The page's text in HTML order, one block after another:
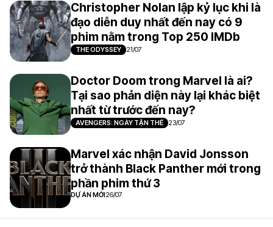
Christopher Nolan lập kỷ lục khi là
đạo diễn duy nhất đến nay có 9
phim nằm trong Top 250 IMDb
THE ODYSSEY 21/07
Doctor Doom trong Marvel là ai?
Tại sao phản diện này lại khác biệt
nhất từ trước đến nay?
AVENGERS: NGÀY TẬN THẾ 23/07
Marvel xác nhận David Jonsson
trở thành Black Panther mới trong
phần phim thứ 3
DỰ ÁN MỚI26/07